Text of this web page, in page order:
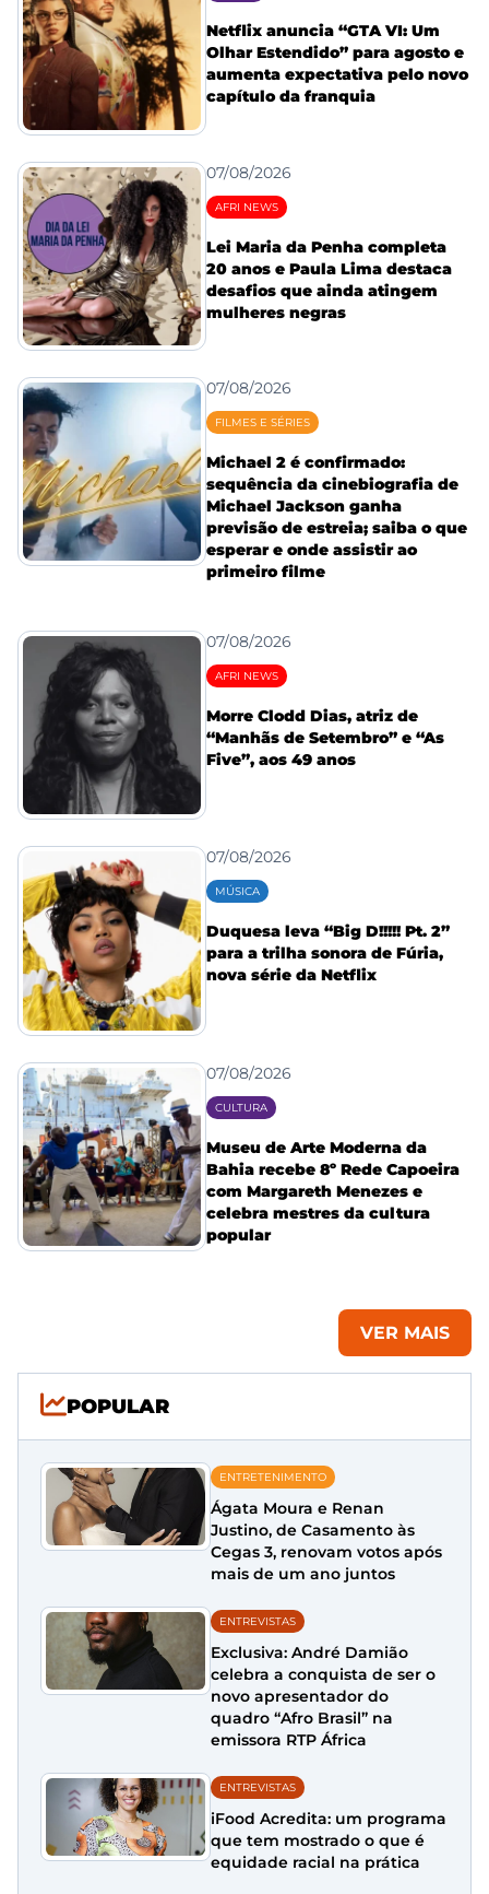
Netflix anuncia “GTA VI: Um
Olhar Estendido” para agosto e
aumenta expectativa pelo novo
capítulo da franquia
07/08/2026
AFRI NEWS
Lei Maria da Penha completa
20 anos e Paula Lima destaca
desafios que ainda atingem
mulheres negras
07/08/2026
FILMES E SÉRIES
Michael 2 é confirmado:
sequência da cinebiografia de
Michael Jackson ganha
previsão de estreia; saiba o que
esperar e onde assistir ao
primeiro filme
07/08/2026
AFRI NEWS
Morre Clodd Dias, atriz de
“Manhãs de Setembro” e “As
Five”, aos 49 anos
07/08/2026
MÚSICA
Duquesa leva “Big D!!!!! Pt. 2”
para a trilha sonora de Fúria,
nova série da Netflix
07/08/2026
CULTURA
Museu de Arte Moderna da
Bahia recebe 8º Rede Capoeira
com Margareth Menezes e
celebra mestres da cultura
popular
VER MAIS
POPULAR
ENTRETENIMENTO
Ágata Moura e Renan
Justino, de Casamento às
Cegas 3, renovam votos após
mais de um ano juntos
ENTREVISTAS
Exclusiva: André Damião
celebra a conquista de ser o
novo apresentador do
quadro “Afro Brasil” na
emissora RTP África
ENTREVISTAS
iFood Acredita: um programa
que tem mostrado o que é
equidade racial na prática